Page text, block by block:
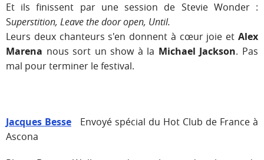
Et ils finissent par une session de Stevie Wonder :
Superstition, Leave the door open, Until.
Leurs deux chanteurs s'en donnent à cœur joie et Alex
Marena nous sort un show à la Michael Jackson. Pas
mal pour terminer le festival.
Jacques Besse Envoyé spécial du Hot Club de France à
Ascona